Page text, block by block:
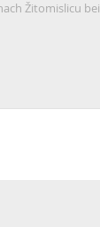
Žitomislicu bei